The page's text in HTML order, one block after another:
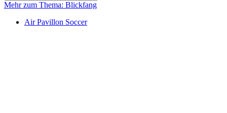
Mehr zum Thema: Blickfang
Air Pavillon Soccer